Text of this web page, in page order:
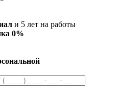
и 5 лет на работы
0%